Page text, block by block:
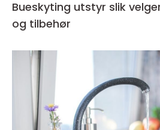
Bueskyting utstyr slik velger man riktig bue
og tilbehør